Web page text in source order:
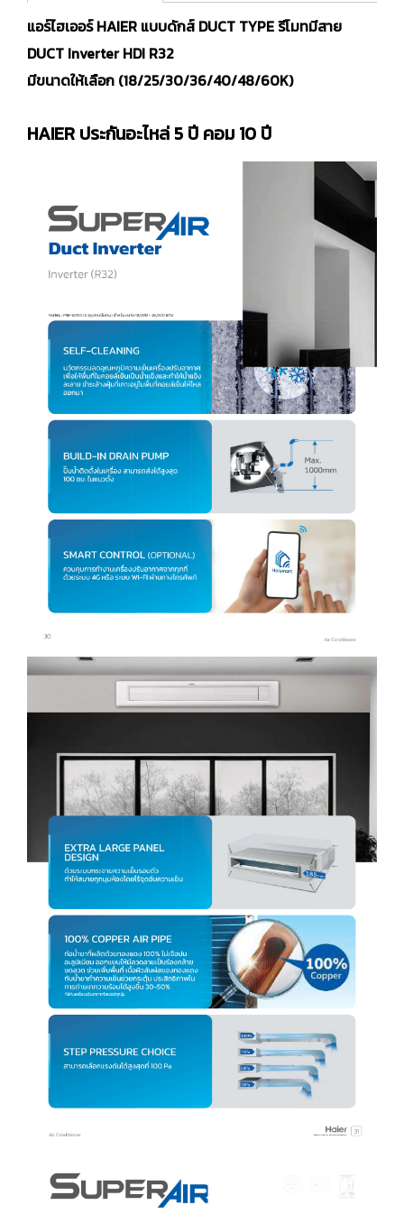
แอร์ไฮเออร์ HAIER แบบดักส์ DUCT TYPE รีโมทมีสาย
DUCT Inverter HDI R32
มีขนาดให้เลือก (18/25/30/36/40/48/60K)
HAIER ประกันอะไหล่ 5 ปี คอม 10 ปี